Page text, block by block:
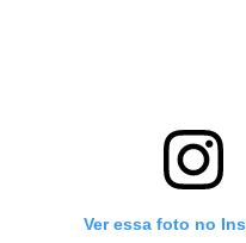
Ver essa foto no